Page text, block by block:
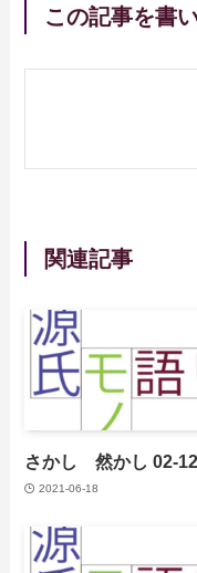
この記事を書
関連記事
さかし 然かし 02-
2021-06-18